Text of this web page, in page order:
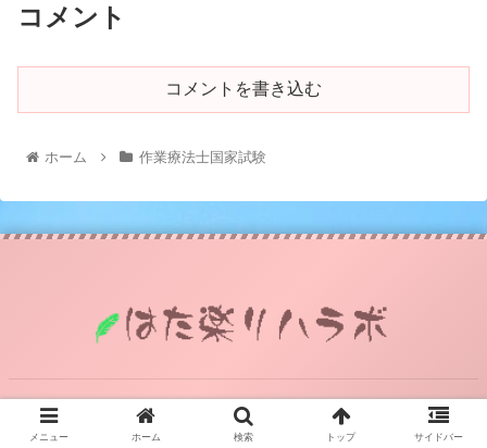
コメント
コメントを書き込む
ホーム 作業療法士国家試験
© 2021 はた楽リハラボ.
メニュー ホーム 検索 トップ サイドバー